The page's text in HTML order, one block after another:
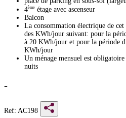
4ème étage avec ascenseur
Balcon
La consommation électrique de
des KWh/jour suivant: pour la
à 20 KWh/jour et pour la période
KWh/jour
Un ménage mensuel est
nuits
-
Ref: AC198